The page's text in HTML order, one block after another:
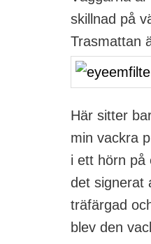
skillnad på
Trasmattan
Här sitter
min vackra
i ett hörn på
det signerat
träfärgad
blev den